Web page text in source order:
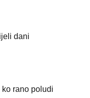
dani
ko rano poludi